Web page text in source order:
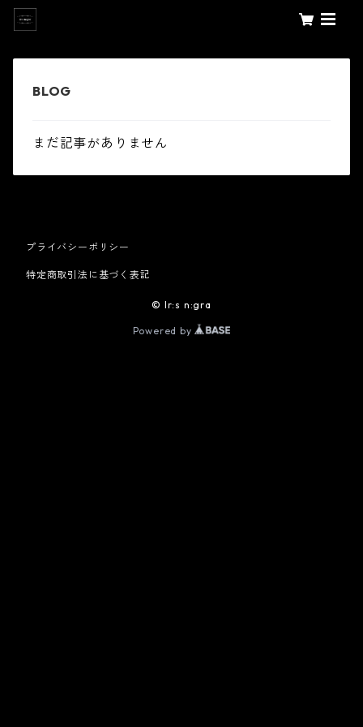
まだ記事がありません
プライバシーポリシー
特定商取引法に基づく表記
© Ir:s n:gra
Powered by